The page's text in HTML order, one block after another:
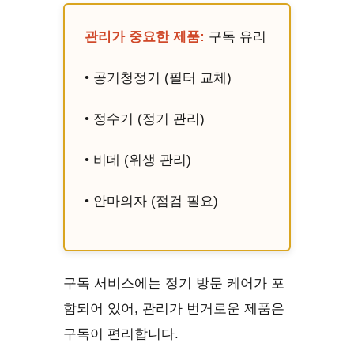
관리가 중요한 제품: 구독 유리
• 공기청정기 (필터 교체)
• 정수기 (정기 관리)
• 비데 (위생 관리)
• 안마의자 (점검 필요)
구독 서비스에는 정기 방문 케어가 포
함되어 있어, 관리가 번거로운 제품은
구독이 편리합니다.